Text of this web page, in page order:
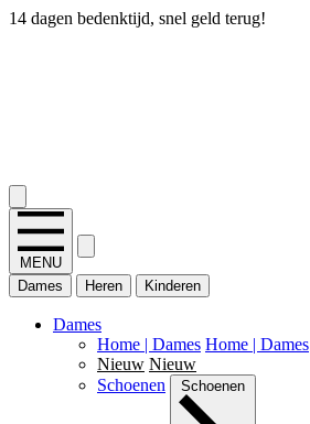
14 dagen bedenktijd, snel geld terug!
MENU
Dames
Heren Kinderen
Dames
Home | Dames Home | Dames
Nieuw Nieuw
Schoenen
Schoenen